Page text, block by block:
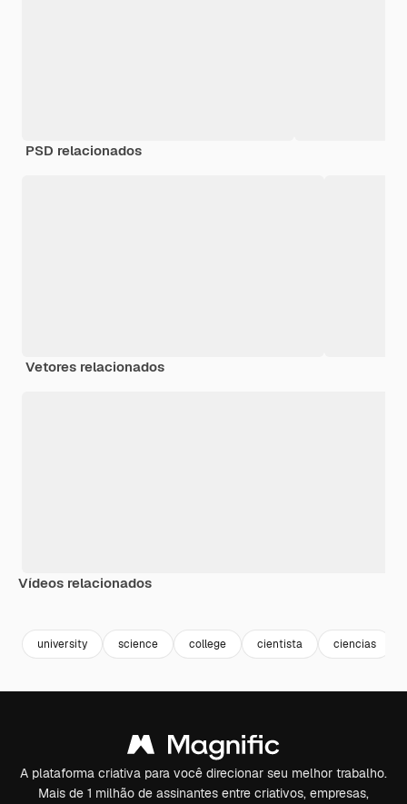
PSD relacionados
Vetores relacionados
Vídeos relacionados
university science college cientista ciencias
A plataforma criativa para você direcionar seu melhor trabalho.
Mais de 1 milhão de assinantes entre criativos, empresas,